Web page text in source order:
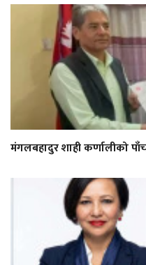
मंगलबहादुर शाही कर्णालीको